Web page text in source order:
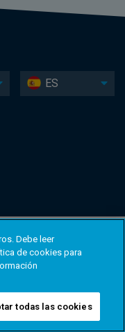
ES
Debe leer
de cookies para
todas las cookies